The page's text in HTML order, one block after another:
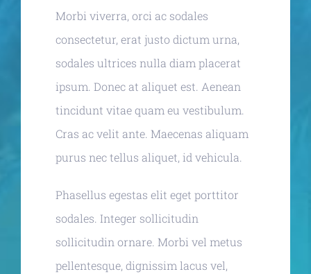
Morbi viverra, orci ac sodales
consectetur, erat justo dictum urna,
sodales ultrices nulla diam placerat
ipsum. Donec at aliquet est. Aenean
tincidunt vitae quam eu vestibulum.
Cras ac velit ante. Maecenas aliquam
purus nec tellus aliquet, id vehicula.
Phasellus egestas elit eget porttitor
sodales. Integer sollicitudin
sollicitudin ornare. Morbi vel metus
pellentesque, dignissim lacus vel,